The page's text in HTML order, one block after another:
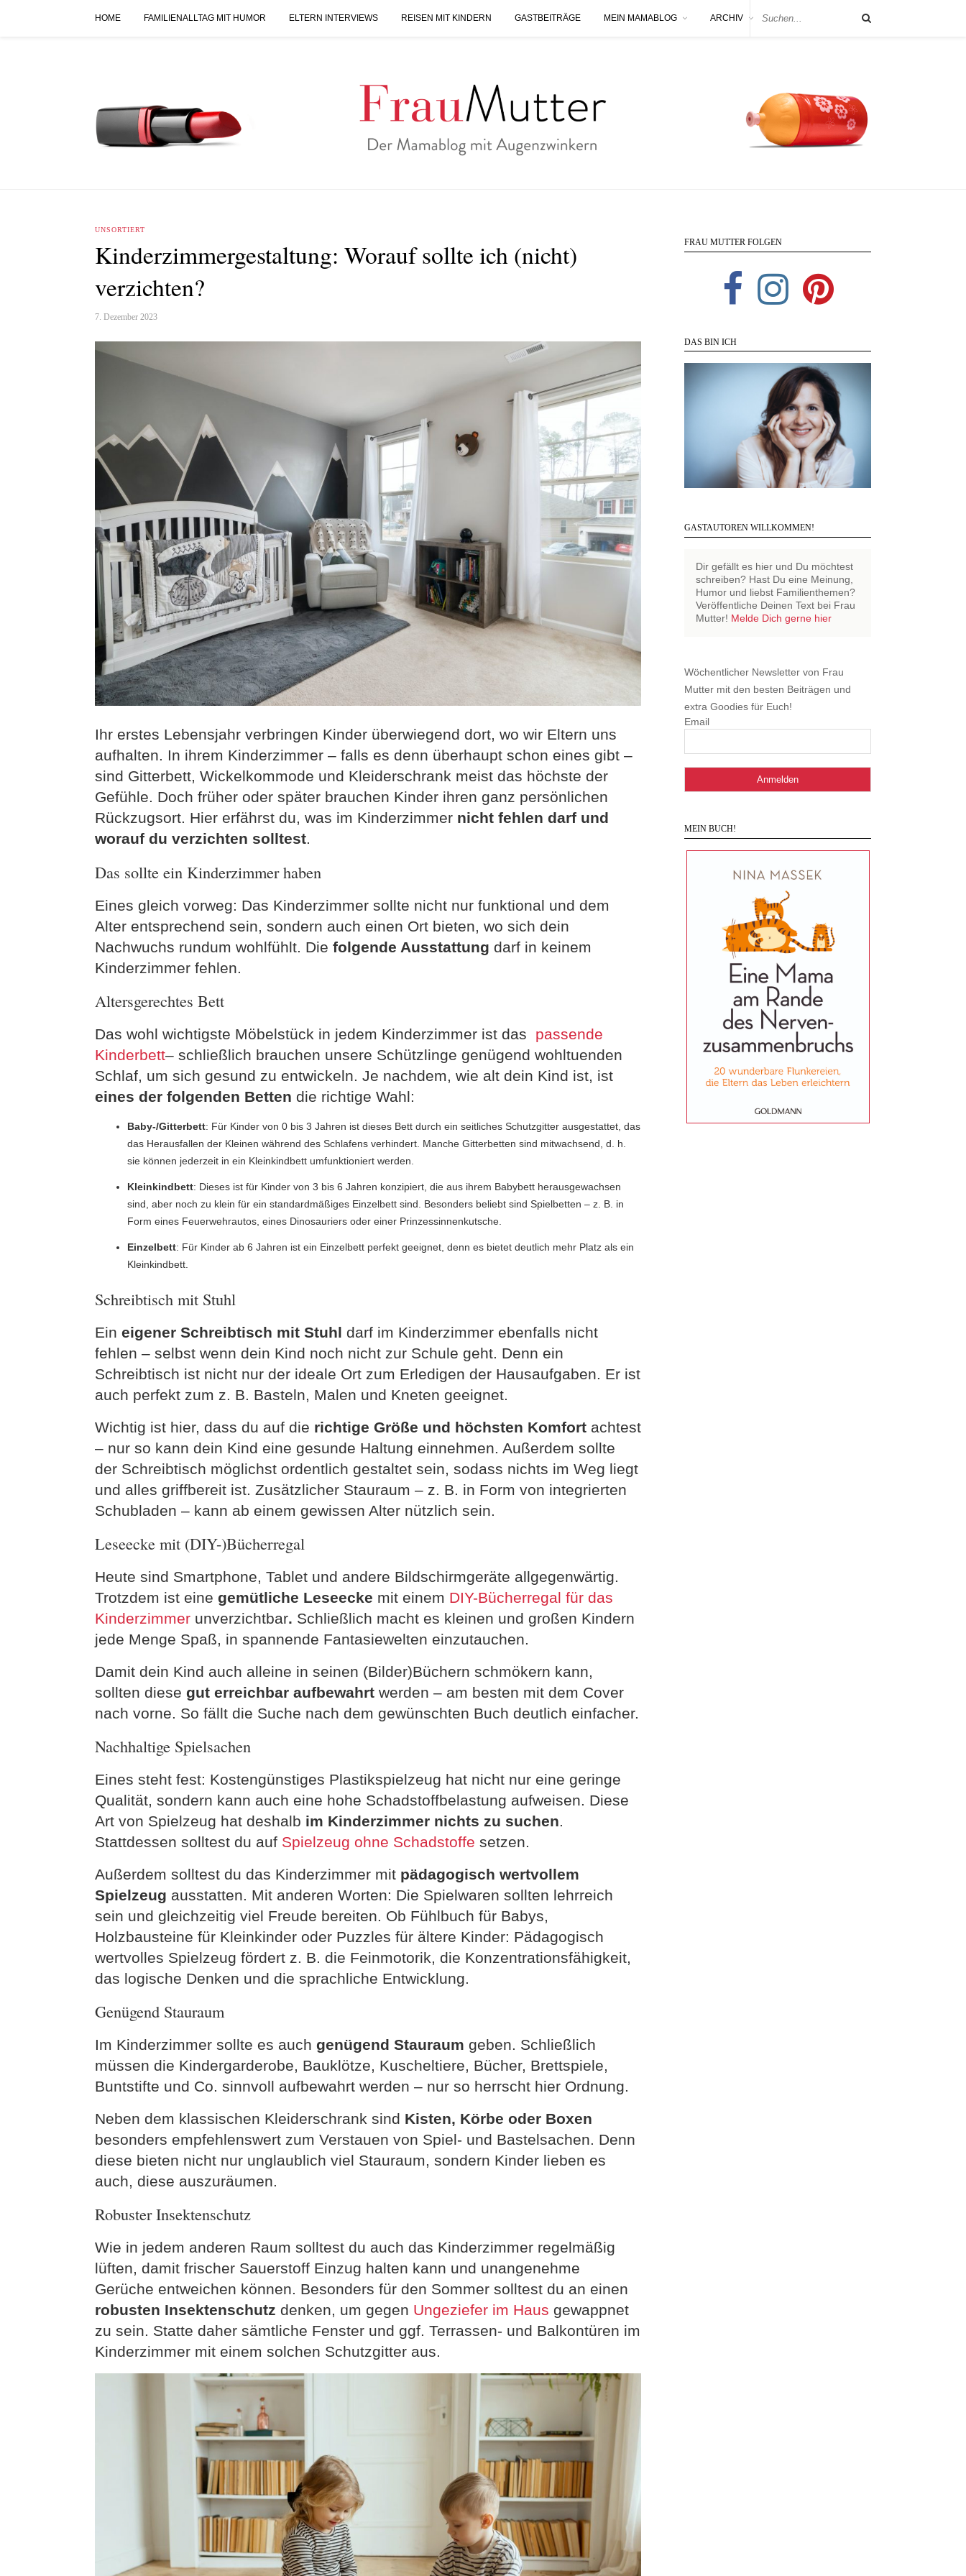
HOME FAMILIENALLTAG MIT HUMOR ELTERN INTERVIEWS REISEN MIT KINDERN GASTBEITRÄGE MEIN MAMABLOG ARCHIV
UNSORTIERT
Kinderzimmergestaltung: Worauf sollte ich (nicht)
verzichten?
7. Dezember 2023
Ihr erstes Lebensjahr verbringen Kinder überwiegend dort, wo wir Eltern uns
aufhalten. In ihrem Kinderzimmer – falls es denn überhaupt schon eines gibt –
sind Gitterbett, Wickelkommode und Kleiderschrank meist das höchste der
Gefühle. Doch früher oder später brauchen Kinder ihren ganz persönlichen
Rückzugsort. Hier erfährst du, was im Kinderzimmer nicht fehlen darf und
worauf du verzichten solltest
Das sollte ein Kinderzimmer haben
Eines gleich vorweg: Das Kinderzimmer sollte nicht nur funktional und dem
Alter entsprechend sein, sondern auch einen Ort bieten, wo sich dein
Nachwuchs rundum wohlfühlt. Die folgende Ausstattung darf in keinem
Kinderzimmer fehlen.
Altersgerechtes Bett
Das wohl wichtigste Möbelstück in jedem Kinderzimmer ist das passende
Kinderbett– schließlich brauchen unsere Schützlinge genügend wohltuenden
Schlaf, um sich gesund zu entwickeln. Je nachdem, wie alt dein Kind ist, ist
eines der folgenden Betten die richtige Wahl:
Baby-/Gitterbett: Für Kinder von 0 bis 3 Jahren ist dieses Bett durch ein seitliches Schutzgitter ausgestattet, das
das Herausfallen der Kleinen während des Schlafens verhindert. Manche Gitterbetten sind mitwachsend, d. h.
sie können jederzeit in ein Kleinkindbett umfunktioniert werden.
Kleinkindbett: Dieses ist für Kinder von 3 bis 6 Jahren konzipiert, die aus ihrem Babybett herausgewachsen
sind, aber noch zu klein für ein standardmäßiges Einzelbett sind. Besonders beliebt sind Spielbetten – z. B. in
Form eines Feuerwehrautos, eines Dinosauriers oder einer Prinzessinnenkutsche.
Einzelbett: Für Kinder ab 6 Jahren ist ein Einzelbett perfekt geeignet, denn es bietet deutlich mehr Platz als ein
Kleinkindbett.
Schreibtisch mit Stuhl
Ein eigener Schreibtisch mit Stuhl darf im Kinderzimmer ebenfalls nicht
fehlen – selbst wenn dein Kind noch nicht zur Schule geht. Denn ein
Schreibtisch ist nicht nur der ideale Ort zum Erledigen der Hausaufgaben. Er ist
auch perfekt zum z. B. Basteln, Malen und Kneten geeignet.
Wichtig ist hier, dass du auf die richtige Größe und höchsten Komfort achtest
– nur so kann dein Kind eine gesunde Haltung einnehmen. Außerdem sollte
der Schreibtisch möglichst ordentlich gestaltet sein, sodass nichts im Weg liegt
und alles griffbereit ist. Zusätzlicher Stauraum – z. B. in Form von integrierten
Schubladen – kann ab einem gewissen Alter nützlich sein.
Leseecke mit (DIY-)Bücherregal
Heute sind Smartphone, Tablet und andere Bildschirmgeräte allgegenwärtig.
Trotzdem ist eine gemütliche Leseecke mit einem DIY-Bücherregal für das
Kinderzimmer unverzichtbar. Schließlich macht es kleinen und großen Kindern
jede Menge Spaß, in spannende Fantasiewelten einzutauchen.
Damit dein Kind auch alleine in seinen (Bilder)Büchern schmökern kann,
sollten diese gut erreichbar aufbewahrt werden – am besten mit dem Cover
nach vorne. So fällt die Suche nach dem gewünschten Buch deutlich einfacher.
Nachhaltige Spielsachen
Eines steht fest: Kostengünstiges Plastikspielzeug hat nicht nur eine geringe
Qualität, sondern kann auch eine hohe Schadstoffbelastung aufweisen. Diese
Art von Spielzeug hat deshalb im Kinderzimmer nichts zu suchen
Stattdessen solltest du auf Spielzeug ohne Schadstoffe setzen.
Außerdem solltest du das Kinderzimmer mit pädagogisch wertvollem
Spielzeug ausstatten. Mit anderen Worten: Die Spielwaren sollten lehrreich
sein und gleichzeitig viel Freude bereiten. Ob Fühlbuch für Babys,
Holzbausteine für Kleinkinder oder Puzzles für ältere Kinder: Pädagogisch
wertvolles Spielzeug fördert z. B. die Feinmotorik, die Konzentrationsfähigkeit,
das logische Denken und die sprachliche Entwicklung.
Genügend Stauraum
Im Kinderzimmer sollte es auch genügend Stauraum geben. Schließlich
müssen die Kindergarderobe, Bauklötze, Kuscheltiere, Bücher, Brettspiele,
Buntstifte und Co. sinnvoll aufbewahrt werden – nur so herrscht hier Ordnung.
Neben dem klassischen Kleiderschrank sind Kisten, Körbe oder Boxen
besonders empfehlenswert zum Verstauen von Spiel- und Bastelsachen. Denn
diese bieten nicht nur unglaublich viel Stauraum, sondern Kinder lieben es
auch, diese auszuräumen.
Robuster Insektenschutz
Wie in jedem anderen Raum solltest du auch das Kinderzimmer regelmäßig
lüften, damit frischer Sauerstoff Einzug halten kann und unangenehme
Gerüche entweichen können. Besonders für den Sommer solltest du an einen
robusten Insektenschutz denken, um gegen Ungeziefer im Haus gewappnet
zu sein. Statte daher sämtliche Fenster und ggf. Terrassen- und Balkontüren im
Kinderzimmer mit einem solchen Schutzgitter aus.
FRAU MUTTER FOLGEN
DAS BIN ICH
GASTAUTOREN WILLKOMMEN!
Dir gefällt es hier und Du möchtest
schreiben? Hast Du eine Meinung,
Humor und liebst Familienthemen?
Veröffentliche Deinen Text bei Frau
Mutter! Melde Dich gerne hier
Wöchentlicher Newsletter von Frau
Mutter mit den besten Beiträgen und
extra Goodies für Euch!
Email
MEIN BUCH!